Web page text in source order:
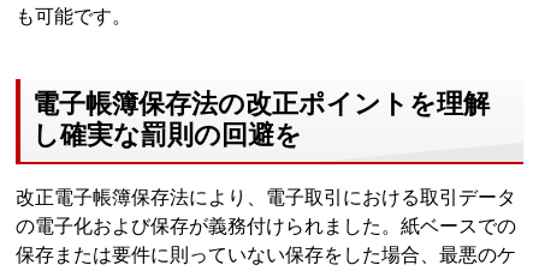
も可能です。
電子帳簿保存法の改正ポイントを理解
し確実な罰則の回避を
改正電子帳簿保存法により、電子取引における取引データ
の電子化および保存が義務付けられました。紙ベースでの
保存または要件に則っていない保存をした場合、最悪のケ